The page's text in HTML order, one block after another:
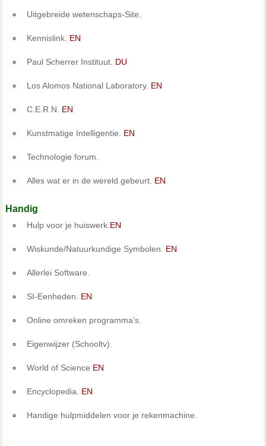
Uitgebreide wetenschaps-Site.
Kennislink. EN
Paul Scherrer Instituut. DU
Los Alomos National Laboratory. EN
C.E.R.N. EN
Kunstmatige Intelligentie. EN
Technologie forum.
Alles wat er in de wereld gebeurt. EN
Handig
Hulp voor je huiswerk. EN
Wiskunde/Natuurkundige Symbolen. EN
Allerlei Software.
SI-Eenheden. EN
Online omreken programma’s.
Eigenwijzer (Schooltv).
World of Science EN
Encyclopedia. EN
Handige hulpmiddelen voor je rekenmachine.